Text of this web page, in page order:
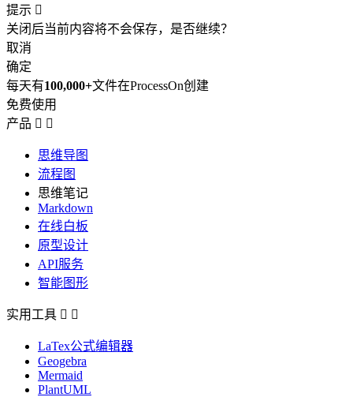
提示 
关闭后当前内容将不会保存，是否继续？
取消
确定
每天有100,000+文件在ProcessOn创建
免费使用
产品  
思维导图
流程图
思维笔记
Markdown
在线白板
原型设计
API服务
智能图形
实用工具  
LaTex公式编辑器
Geogebra
Mermaid
PlantUML